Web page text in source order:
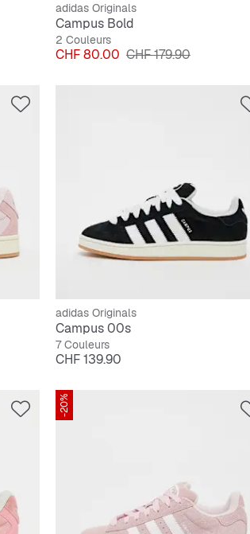
adidas Originals
Campus Bold
2 Couleurs
Prix
CHF 80.00 Prix original
CHF 179.90
adidas Originals
Campus 00s
7 Couleurs
Prix
CHF 139.90
-20%